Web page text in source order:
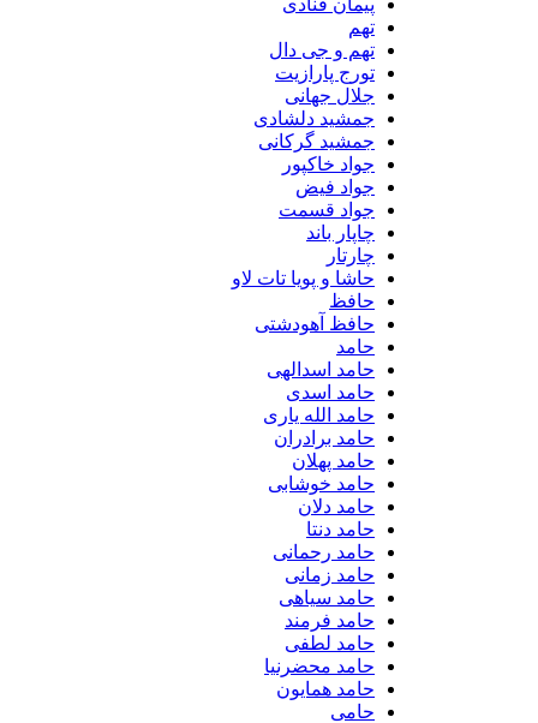
پیمان قنادی
تهم و جی دال
تورج پارازیت
جلال جهانی
جمشید دلشادی
جمشید گرکانی
جواد خاکپور
جواد فیض
جواد قسمت
چاپار باند
حاشا و پویا تات لاو
حافظ آهودشتی
حامد اسدالهی
حامد اسدی
حامد الله یاری
حامد برادران
حامد پهلان
حامد خوشابی
حامد دلان
حامد دنتا
حامد رحمانی
حامد زمانی
حامد سیاهی
حامد فرمند
حامد لطفی
حامد محضرنیا
حامد همایون